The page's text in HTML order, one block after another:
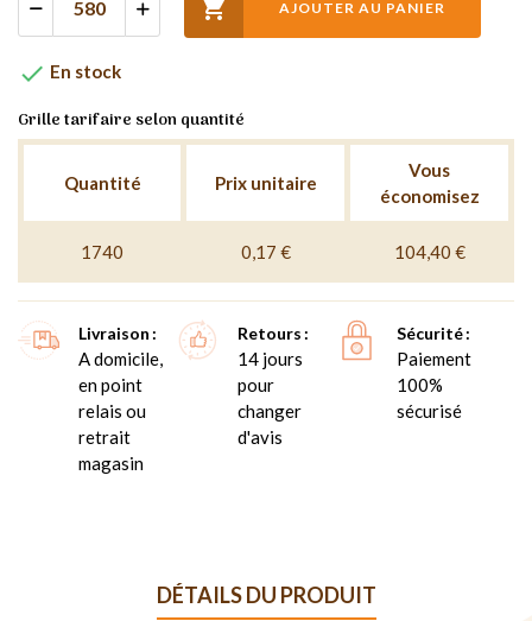
 AJOUTER AU PANIER
 En stock
Grille tarifaire selon quantité
Quantité Prix unitaire
Vous
économisez
1740 0,17 € 104,40 €
Livraison
A domicile,
en point
relais ou
retrait
magasin
Retours
14 jours
pour
changer
d'avis
Sécurité
Paiement
100%
sécurisé
DÉTAILS DU PRODUIT